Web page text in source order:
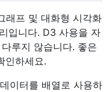
래프 및 대화형 시각화
입니다. D3 사용을 자
루지 않습니다. 좋은
인하세요.
이터를 배열로 사용하